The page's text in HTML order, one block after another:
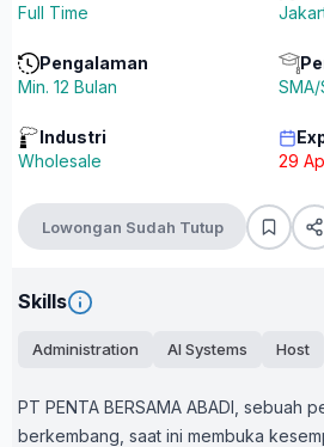
Full Time
Pengalaman
Min. 12 Bulan
Industri
Wholesale
29
Lowongan Sudah Tutup
Skills
Administration AI Systems Host
PT PENTA BERSAMA ABADI, sebuah
berkembang, saat ini membuka